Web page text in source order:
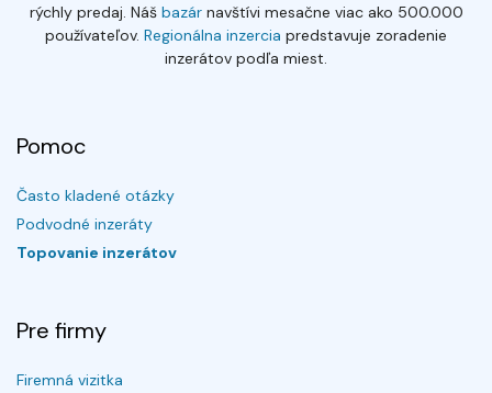
rýchly predaj. Náš bazárnavštívi mesačne viac ako 500.000
používateľov. Regionálna inzercia predstavuje zoradenie
inzerátov podľa miest.
Pomoc
Často kladené otázky
Podvodné inzeráty
Topovanie inzerátov
Pre firmy
Firemná vizitka